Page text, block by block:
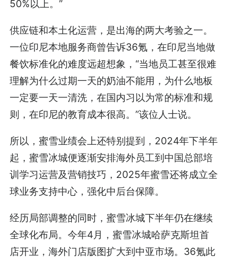
50%以上。”
供应链和本土化运营，是出海的两大考验之一。
一位印尼本地服务商曾告诉36氪，在印尼当地做
餐饮标准化的难度远超想象，“当地员工甚至很难
理解为什么过期一天的奶油不能用，为什么地板
一定要一天一清洗，在国内习以为常的标准和规
则，在印尼的教育成本很高。”该位人士说。
所以，蜜雪业绩会上还特别提到，2024年下半年
起，蜜雪冰城便逐渐安排海外员工到中国总部培
训学习运营及营销技巧，2025年蜜雪还将成立全
球业务支持中心，强化中后台保障。
经历局部调整的同时，蜜雪冰城下半年仍在继续
全球化布局。今年4月，蜜雪冰城哈萨克斯坦首
店开业，海外门店版图扩大到中亚市场。36氪此